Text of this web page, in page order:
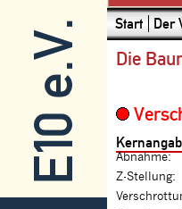
E10 e.V. Start Der
Die
Abnahme:
Z-Stellung: